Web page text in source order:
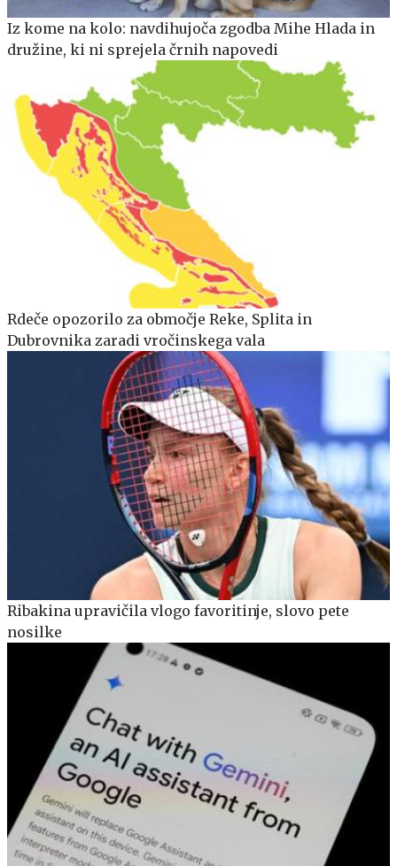
Iz kome na kolo: navdihujoča zgodba Mihe Hlada in
družine, ki ni sprejela črnih napovedi
Rdeče opozorilo za območje Reke, Splita in
Dubrovnika zaradi vročinskega vala
Ribakina upravičila vlogo favoritinje, slovo pete
nosilke